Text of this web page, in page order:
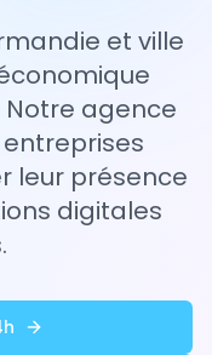
et ville
Notre agence
leur présence
digitales